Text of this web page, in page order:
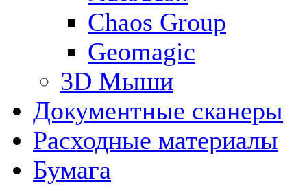
Chaos Group
Geomagic
3D Мыши
Документные сканеры
Расходные материалы
Бумага